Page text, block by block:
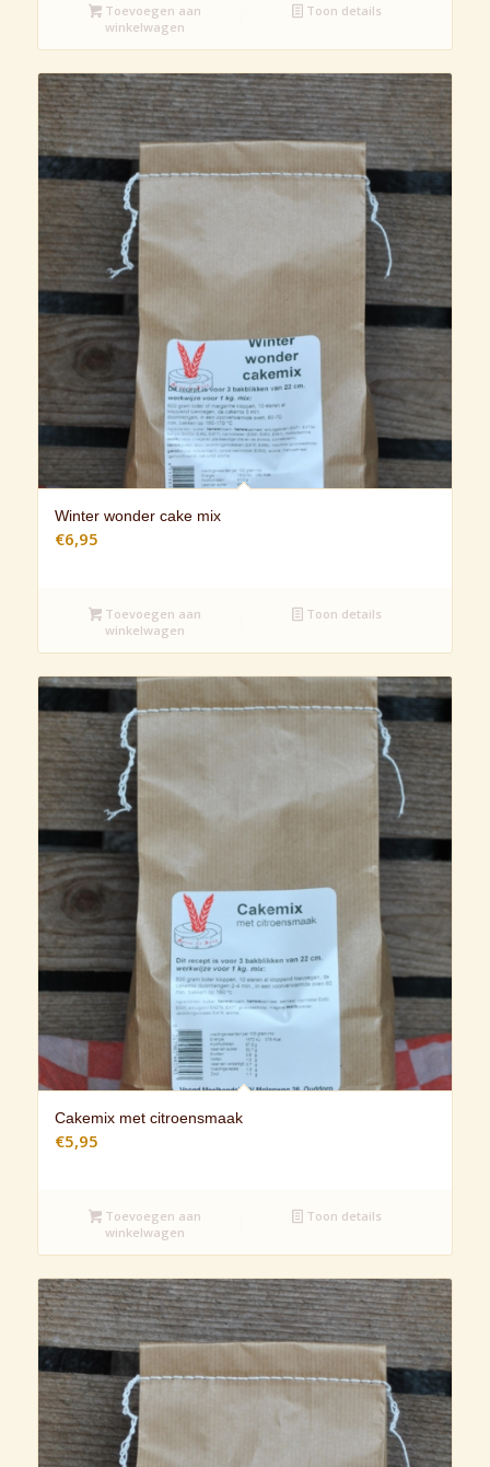
Toevoegen aan
winkelwagen
Toon details
Winter wonder cake mix
€6,95
Toevoegen aan
winkelwagen
Toon details
Cakemix met citroensmaak
€5,95
Toevoegen aan
winkelwagen
Toon details